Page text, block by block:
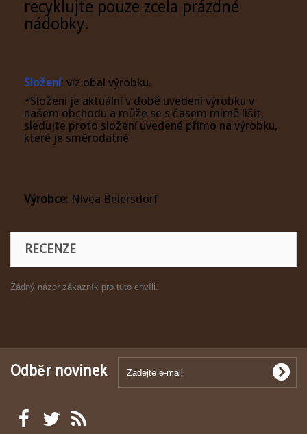
recyklujte pouze zcela prázdné
nádobky.
Složení: viz obal výrobku.
*Složení je aktuální v době uvedení výrobku v
našem obchodu a může se s časem mírně lišit,
sledujte proto složení uvedené přímo na výrobku,
které je směrodatné.
Výrobce: Nivea Beiersdorf
RECENZE
Žádný názor zákazník pro tuto chvíli.
Odběr novinek